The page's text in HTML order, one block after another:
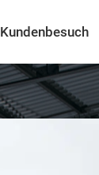
Kundenbesuch